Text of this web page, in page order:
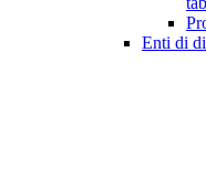
Enti di